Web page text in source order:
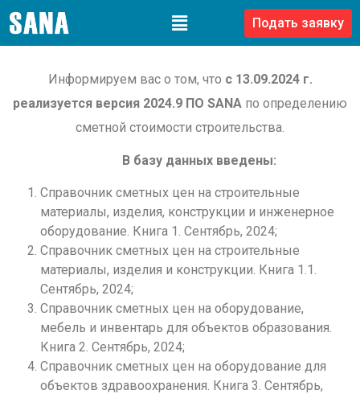
Подать заявку
Информируем вас о том, что с 13.09.2024 г.
реализуeтся версия 2024.9 ПО SANA по определению
сметной стоимости строительства.
В базу данных введены:
Справочник сметных цен на строительные
материалы, изделия, конструкции и инженерное
оборудование. Книга 1. Сентябрь, 2024;
Справочник сметных цен на строительные
материалы, изделия и конструкции. Книга 1.1.
Сентябрь, 2024;
Справочник сметных цен на оборудование,
мебель и инвентарь для объектов образования.
Книга 2. Сентябрь, 2024;
Справочник сметных цен на оборудование для
объектов здравоохранения. Книга 3. Сентябрь,